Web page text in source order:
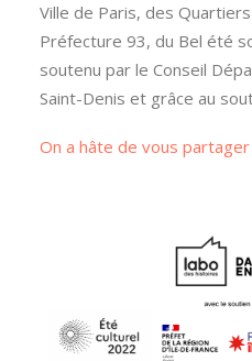
Ville de Paris, des
Préfecture 93, du Bel été
soutenu par le Conseil
Saint-Denis et grâce au
On a hâte de vous partager